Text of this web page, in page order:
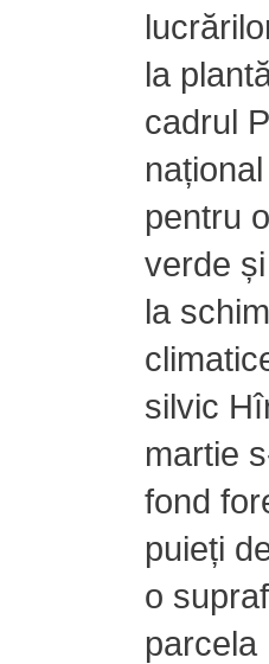
la
cadrul
pentru
verde
la
silvic
martie
fond
puieți
o
parcela